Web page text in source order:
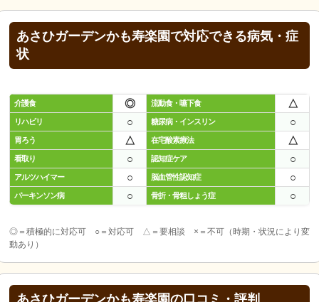
あさひガーデンかも寿楽園で対応できる病気・症
状
介護食 ◎ 流動食・嚥下食 △
リハビリ ○ 糖尿病・インスリン ○
胃ろう △ 在宅酸素療法 △
看取り ○ 認知症ケア ○
アルツハイマー ○ 脳血管性認知症 ○
パーキンソン病 ○ 骨折・骨粗しょう症 ○
◎＝積極的に対応可 ○＝対応可 △＝要相談 ×＝不可（時期・状況により変
動あり）
あさひガーデンかも寿楽園の口コミ・評判